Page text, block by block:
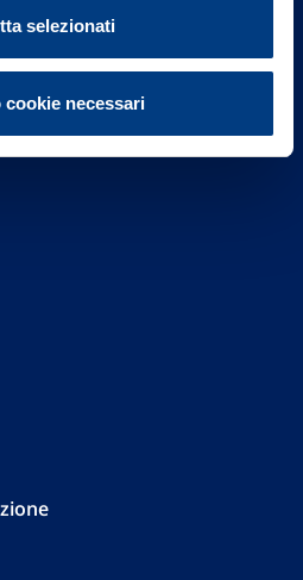
selezionati
cookie necessari